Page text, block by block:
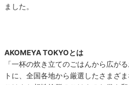
ました。
AKOMEYA TOKYOとは
「一杯の炊き立てのごはんから広が
トに、全国各地から厳選したさまざ